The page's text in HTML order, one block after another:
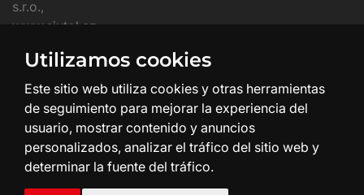
Utilizamos cookies
Este sitio web utiliza cookies y otras herramientas
de seguimiento para mejorar la experiencia del
usuario, mostrar contenido y anuncios
personalizados, analizar el tráfico del sitio web y
determinar la fuente del tráfico.